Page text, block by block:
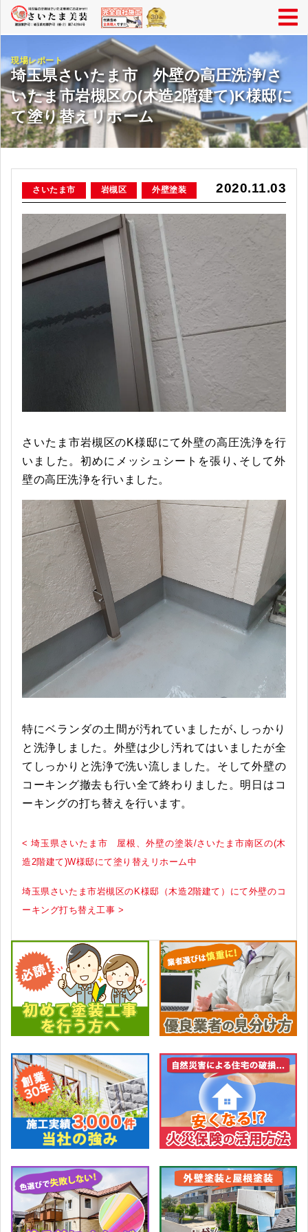
現場レポート
埼玉県さいたま市 外壁の高圧洗浄/さ
いたま市岩槻区の(木造2階建て)K様邸に
て塗り替えリホーム
2020.11.03
さいたま市 岩槻区 外壁塗装
さいたま市岩槻区のK様邸にて外壁の高圧洗浄を行
いました。初めにメッシュシートを張り､そして外
壁の高圧洗浄を行いました。
特にベランダの土間が汚れていましたが､しっかり
と洗浄しました。外壁は少し汚れてはいましたが全
てしっかりと洗浄で洗い流しました。そして外壁の
コーキング撤去も行い全て終わりました。明日はコ
ーキングの打ち替えを行います。
< 埼玉県さいたま市 屋根、外壁の塗装/さいたま市南区の(木
造2階建て)W様邸にて塗り替えリホーム中
埼玉県さいたま市岩槻区のK様邸（木造2階建て）にて外壁のコ
ーキング打ち替え工事 >